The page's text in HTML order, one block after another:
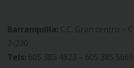
Barranquilla: C.C. Gran centro –
2-230
Tels: 605 385 4923 – 605 385 5669